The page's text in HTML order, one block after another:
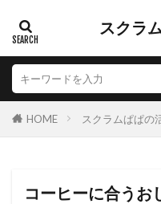
スクラ
HOME スクラムぱぱの
コーヒーに合うお